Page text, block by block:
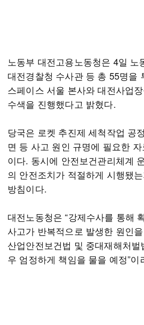
노동부 대전고용노동청은 4일 노
대전경찰청 수사관 등 총 55명을
스페이스 서울 본사와 대전사업
수색을 진행했다고 밝혔다.
당국은 로켓 추진제 세척작업 공
면 등 사고 원인 규명에 필요한
이다. 동시에 안전보건관리체계
의 안전조치가 적절하게 시행됐
방침이다.
대전노동청은 “강제수사를 통해
사고가 반복적으로 발생한 원인
산업안전보건법 및 중대재해처벌
우 엄정하게 책임을 물을 예정”이